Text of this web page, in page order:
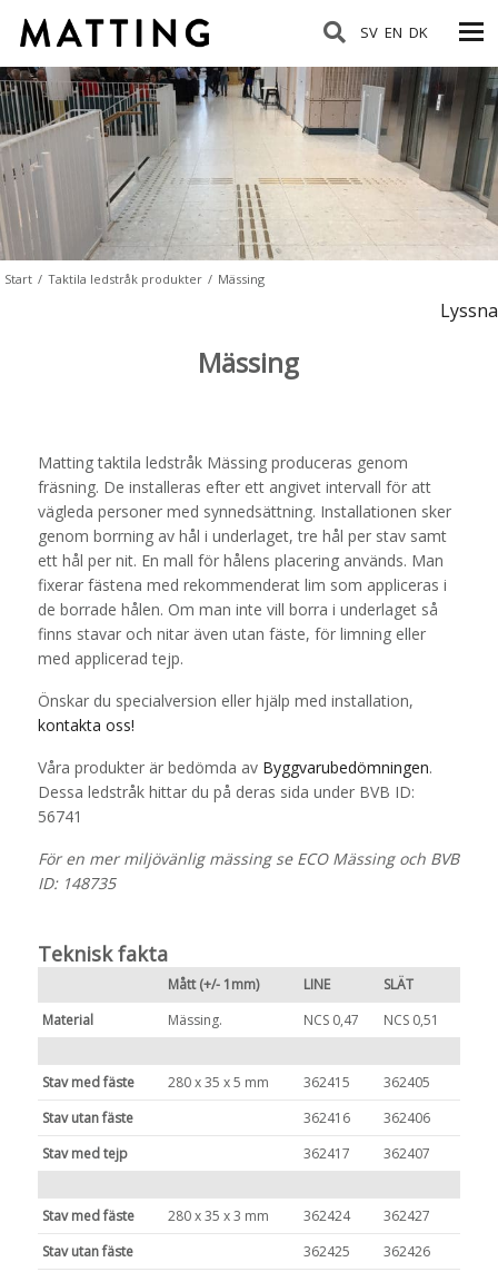
SV EN DK
Start / Taktila ledstråk produkter / Mässing
Lyssna
Mässing
Matting taktila ledstråk Mässing produceras genom
fräsning. De installeras efter ett angivet intervall för att
vägleda personer med synnedsättning. Installationen sker
genom borrning av hål i underlaget, tre hål per stav samt
ett hål per nit. En mall för hålens placering används. Man
fixerar fästena med rekommenderat lim som appliceras i
de borrade hålen. Om man inte vill borra i underlaget så
finns stavar och nitar även utan fäste, för limning eller
med applicerad tejp.
Önskar du specialversion eller hjälp med installation,
kontakta oss!
Våra produkter är bedömda av Byggvarubedömningen.
Dessa ledstråk hittar du på deras sida under BVB ID:
56741
För en mer miljövänlig mässing se ECO Mässing och BVB
ID: 148735
Teknisk fakta
Mått (+/- 1mm) LINE
SLÄT
Material
Mässing. NCS 0,47 NCS 0,51
Stav med fäste 280 x 35 x 5 mm 362415
362405
Stav utan fäste
362416
362406
Stav med tejp
362417 362407
Stav med fäste 280 x 35 x 3 mm 362424
362427
Stav utan fäste
362425
362426